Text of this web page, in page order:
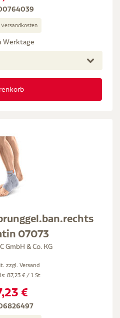
Versandkosten
Werktage
07073
GmbH & Co. KG
zzgl. Versand
87,23 € / 1 St
€